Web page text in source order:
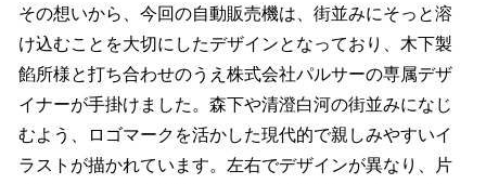
その想いから、今回の自動販売機は、街並みにそっと溶
け込むことを大切にしたデザインとなっており、木下製
餡所様と打ち合わせのうえ株式会社パルサーの専属デザ
イナーが手掛けました。森下や清澄白河の街並みになじ
むよう、ロゴマークを活かした現代的で親しみやすいイ
ラストが描かれています。左右でデザインが異なり、片